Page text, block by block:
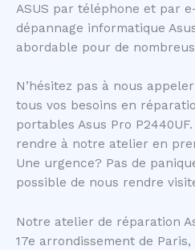
ASUS par téléphone et par
dépannage informatique
abordable pour de
N’hésitez pas à nous
tous vos besoins en
portables Asus Pro
rendre à notre atelier en
Une urgence? Pas de
possible de nous rendre
Notre atelier de réparation
17e arrondissement de